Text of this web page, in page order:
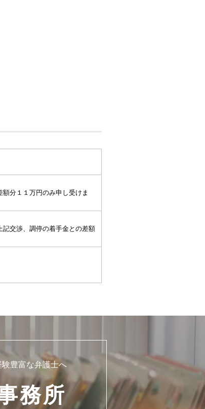
分１１万円のみ申し受けま
交渉、調停の着手金との差額
豊富な弁護士へ
務所